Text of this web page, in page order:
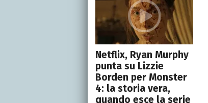
Netflix, Ryan Murphy
punta su Lizzie
Borden per Monster
4: la storia vera,
quando esce la serie